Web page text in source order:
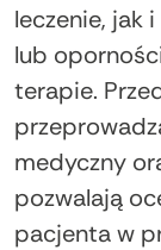
leczenie, jak
lub
terapie.
medyczny
pozwalają
pacjenta w